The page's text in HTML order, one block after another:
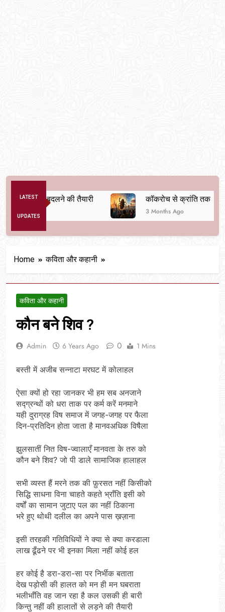
LATEST
UPDATES
व्यवस्था बदलने की तैयारी कॉकरोच से क्रांति तक
3 Months Ago
Home कविता और कहानी
कविता और कहानी
कौन बने शिव ?
Admin 6 Years Ago 0 1 Mins
बस्ती में अजीब सन्नाटा मरघट में कोलाहल
ऐसा क्यों हो रहा जानकर भी हम सब अनजाने
सद्ग्रन्थों को धरा ताक पर कर्म करें मनमाने
यही दुराग्रह विष समाज में जगह-जगह पर फैला
दिन-प्रतिदिन होता जाता है मानवअधिक विषैला
झुलसातीं नित विष-ज्वालाएँ मानवता के तरु को
कौन बने शिव? जो पी डाले सामाजिक हालाहल
सभी व्यस्त हैं मरने तक की फ़ुरसत नहीं किसीको
सिद्धि साधना विना चाहते कहते भ्राँति इसी को
वर्षों का सामान जुटाए पल का नहीं ठिकाना
भरे हुए थोथी दलील का अपने पास ख़ज़ाना
इसी तरहकी गतिविधियों ने क्या से क्या करडाला
लाख ढूँढने पर भी इनका मिला नहीं कोई हल
हर कोई है डरा-डरा-सा पर निर्भीक बताता
देख पड़ोसी की हालत को मन ही मन घबराता
भलीभाँति वह जान रहा है कल उसकी ही बारी
किन्तु नहीं की हालातों से लड़ने की तैयारी